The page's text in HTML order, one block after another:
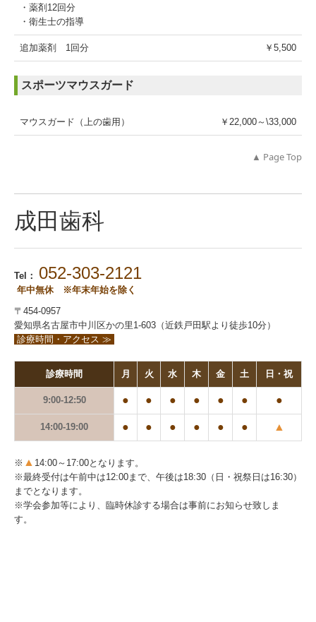
・薬剤12回分
・衛生士の指導
追加薬剤 1回分 ￥5,500
スポーツマウスガード
マウスガード（上の歯用） ￥22,000～\33,000
▲ Page Top
成田歯科
Tel： 052-303-2121
年中無休 ※年末年始を除く
〒454-0957
愛知県名古屋市中川区かの里1-603（近鉄戸田駅より徒歩10分）
診療時間・アクセス ≫
診療時間 月 火 水 木 金 土 日・祝
9:00-12:50 ● ● ● ● ● ● ●
14:00-19:00 ● ● ● ● ● ● ▲
※ ▲ 14:00～17:00となります。
※最終受付は午前中は12:00まで、午後は18:30（日・祝祭日は16:30）
までとなります。
※学会参加等により、臨時休診する場合は事前にお知らせ致しま
す。